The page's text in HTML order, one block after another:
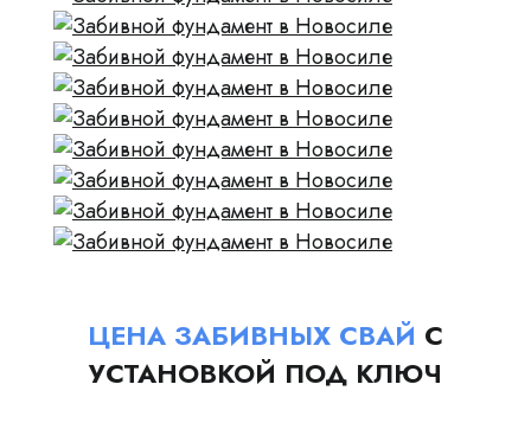
ЦЕНА ЗАБИВНЫХ СВАЙ С
УСТАНОВКОЙ ПОД КЛЮЧ